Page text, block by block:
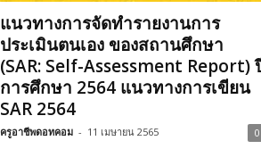
แนวทางการจัดทำรายงานการ
ประเมินตนเอง ของสถานศึกษา
(SAR: Self-Assessment Report)
การศึกษา 2564 แนวทางการเขียน
SAR 2564
ครูอาชีพดอทคอม - 11 เมษายน 2565 0